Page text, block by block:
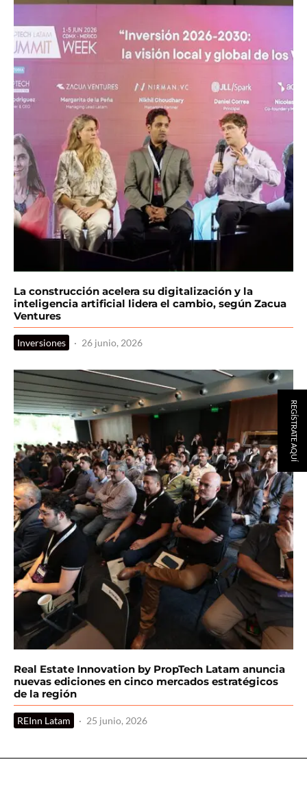
La construcción acelera su digitalización y la
inteligencia artificial lidera el cambio, según Zacua
Ventures
Inversiones · 26 junio, 2026
Real Estate Innovation by PropTech Latam anuncia
nuevas ediciones en cinco mercados estratégicos
de la región
REInn Latam · 25 junio, 2026
REGÍSTRATE AQUÍ